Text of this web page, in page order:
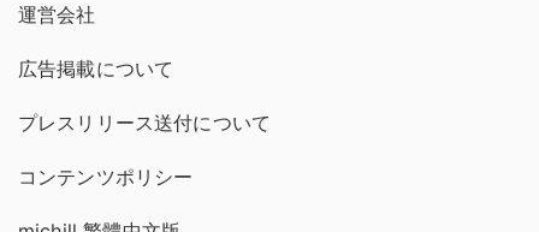
運営会社
広告掲載について
プレスリリース送付について
コンテンツポリシー